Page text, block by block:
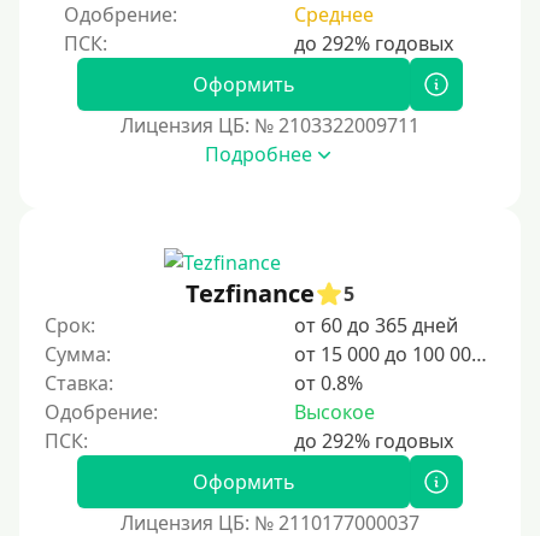
Под залог ПТС
Без залога
Под залог
Под залог недвижимости
Под ПТС спецтехники
Под ПТС грузового автомобиля
Авто без ПТС
Цель
На Новый Год
Чтобы улучшить кредитную историю, важно
регулярно погашать долги, избегать просрочек и
Одобрение:
Среднее
Оформить
Лицензия ЦБ: № 2103322009711
Подробнее
Tezfinance
5
Срок:
от 60 до 365 дней
Сумма:
от 15 000 до 100 000 ₽
Ставка:
от 0.8%
Одобрение:
Высокое
Оформить
Лицензия ЦБ: № 2110177000037